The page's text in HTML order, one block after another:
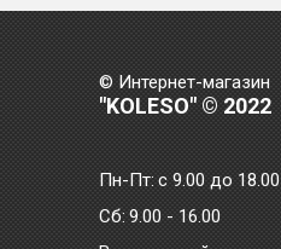
© Интернет-магазин
"KOLESO" © 2022
Пн-Пт:с 9.00 до 18.00
Сб: 9.00 - 16.00